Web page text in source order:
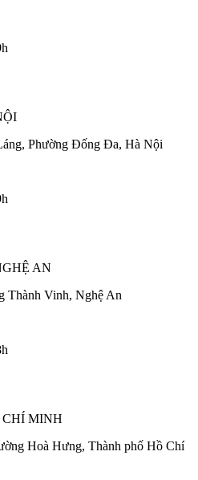
Phường Đống Đa, Hà Nội
AN
Thành Vinh, Nghệ An
CHÍ MINH
Hoà Hưng, Thành phố Hồ Chí